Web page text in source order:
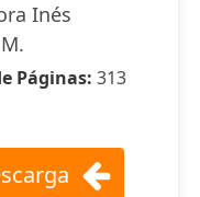
Inés
Páginas: 313